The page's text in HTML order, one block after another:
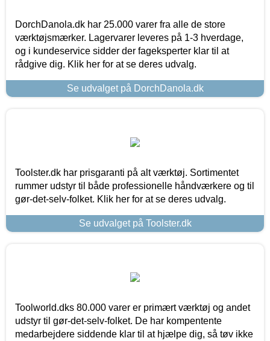
DorchDanola.dk har 25.000 varer fra alle de store
værktøjsmærker. Lagervarer leveres på 1-3 hverdage,
og i kundeservice sidder der fageksperter klar til at
rådgive dig. Klik her for at se deres udvalg.
Se udvalget på DorchDanola.dk
Toolster.dk har prisgaranti på alt værktøj. Sortimentet
rummer udstyr til både professionelle håndværkere og til
gør-det-selv-folket. Klik her for at se deres udvalg.
Se udvalget på Toolster.dk
Toolworld.dks 80.000 varer er primært værktøj og andet
udstyr til gør-det-selv-folket. De har kompentente
medarbejdere siddende klar til at hjælpe dig, så tøv ikke